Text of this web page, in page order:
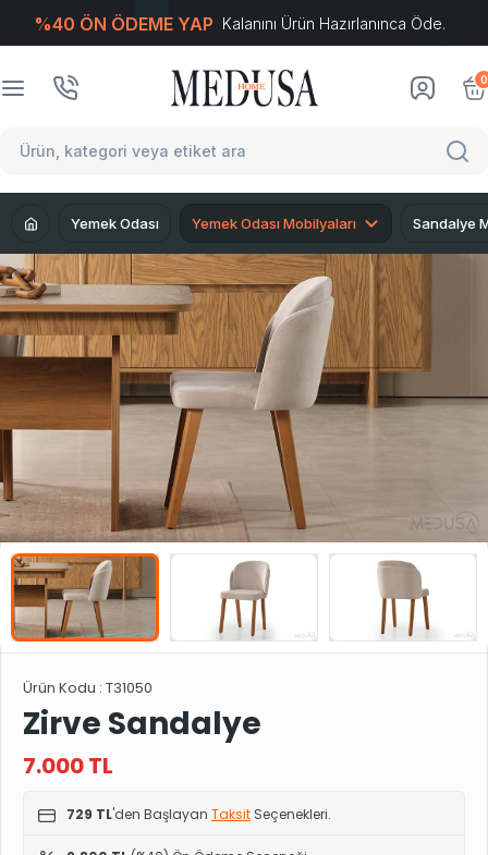
%40 ÖN ÖDEME YAP Kalanını Ürün Hazırlanınca Öde.
0
Yemek Odası Yemek Odası Mobilyaları Sandalye
Ürün Kodu : T31050
Zirve Sandalye
7.000TL
729 TL'den Başlayan Taksit Seçenekleri.
T-Soft E-Ticaret Sistemleriyle Hazırlanmıştır.